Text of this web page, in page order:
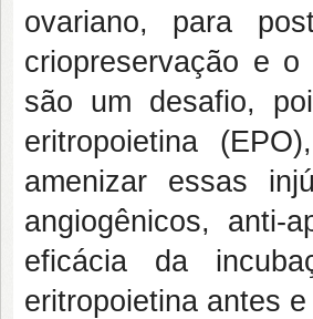
ovariano, para
criopreservação e
são um desafio,
eritropoietina
amenizar essas
angiogênicos, anti-
eficácia da
eritropoietina antes